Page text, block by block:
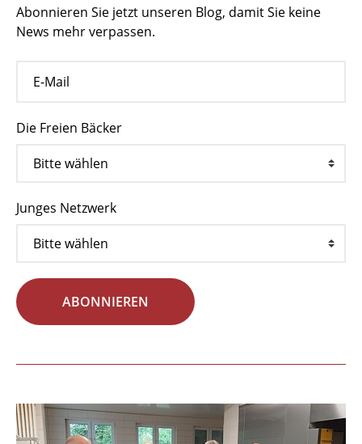
Abonnieren Sie jetzt unseren Blog, damit Sie keine
News mehr verpassen.
Die Freien Bäcker
Junges Netzwerk
ABONNIEREN